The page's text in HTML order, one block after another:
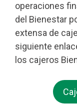
operaciones
del Bienestar
extensa de
siguiente
los cajeros